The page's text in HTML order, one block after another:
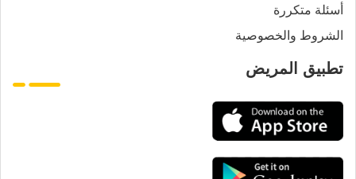
أسئلة متكررة
الشروط والخصوصية
تطبيق المريض